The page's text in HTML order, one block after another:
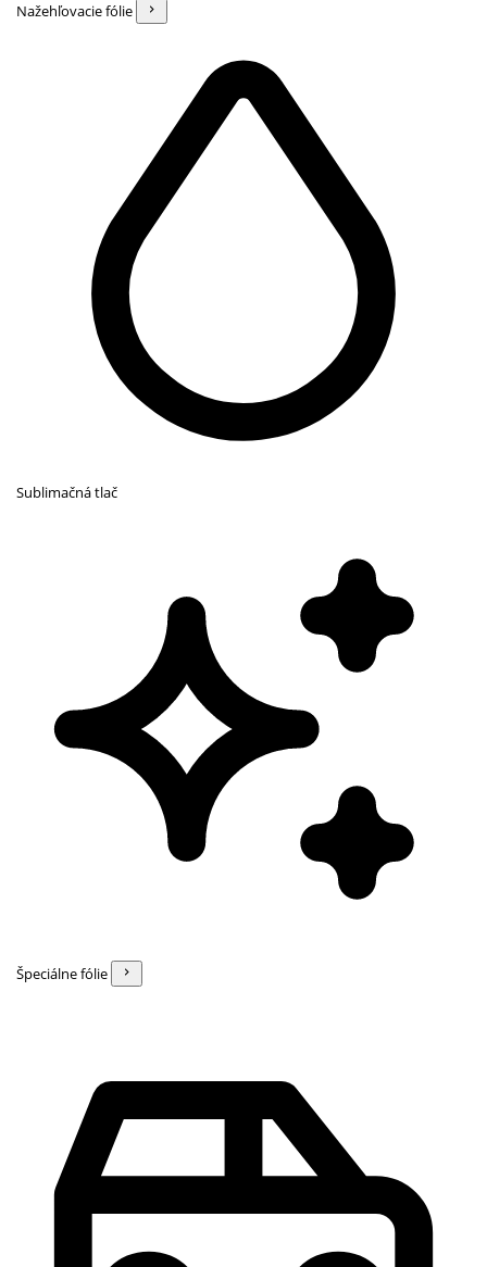
Nažehľovacie fólie
Sublimačná tlač
Špeciálne fólie